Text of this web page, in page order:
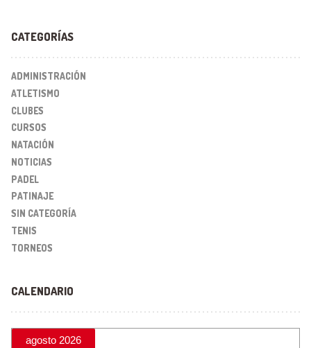
CATEGORÍAS
ADMINISTRACIÓN
ATLETISMO
CLUBES
CURSOS
NATACIÓN
NOTICIAS
PADEL
PATINAJE
SIN CATEGORÍA
TENIS
TORNEOS
CALENDARIO
agosto 2026